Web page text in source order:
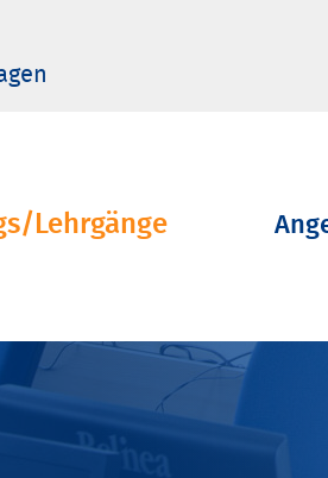
­Lehrgänge